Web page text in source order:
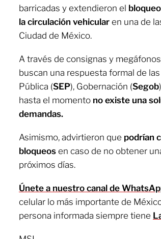
barricadas y extendieron el
la circulación vehicular en una de
Ciudad de México.
A través de consignas y
buscan una respuesta formal de
Pública (SEP), Gobernación (Segob
hasta el momento no existe una
demandas.
Asimismo, advirtieron que podrían
bloqueos en caso de no obtener
próximos días.
Únete a nuestro canal de
celular lo más importante de
persona informada siempre tiene